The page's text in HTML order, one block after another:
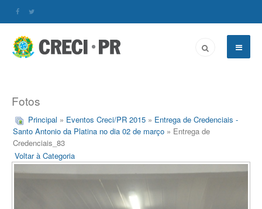
Fotos
Principal » Eventos Creci/PR 2015 » Entrega de Credenciais -
Santo Antonio da Platina no dia 02 de março » Entrega de
Credenciais_83
Voltar à Categoria